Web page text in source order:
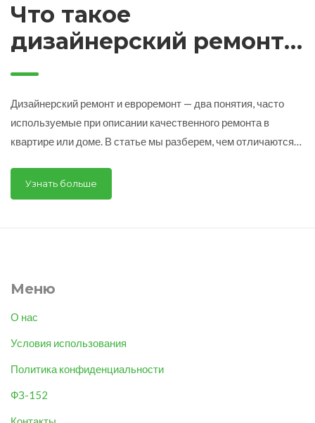
Что такое
дизайнерский ремонт
и как он отличается от
евроремонта?
Дизайнерский ремонт и евроремонт — два понятия, часто
используемые при описании качественного ремонта в
квартире или доме. В статье мы разберем, чем отличаются
каждого из них, а также дадим несколько полезных советов,
как сделать правильный выбор в пользу одного из
Узнать больше
Меню
О нас
Условия использования
Политика конфиденциальности
ФЗ-152